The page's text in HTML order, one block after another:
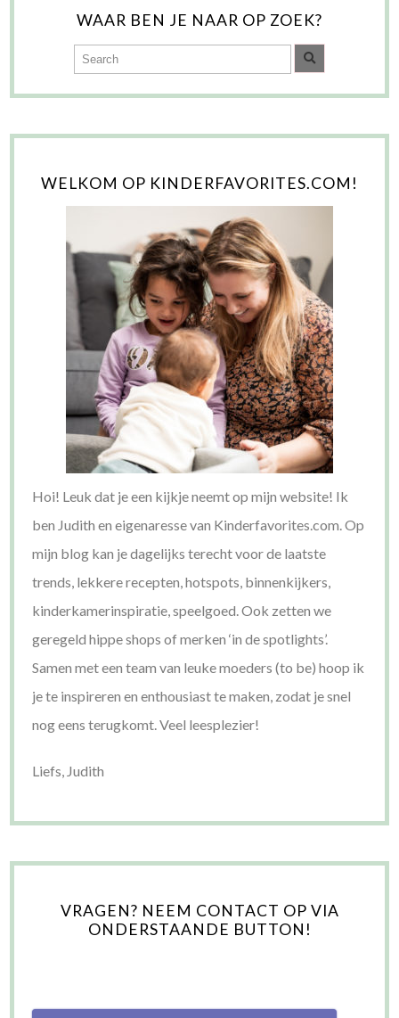
WAAR BEN JE NAAR OP ZOEK?
WELKOM OP KINDERFAVORITES.COM!
Hoi! Leuk dat je een kijkje neemt op mijn website! Ik
ben Judith en eigenaresse van Kinderfavorites.com. Op
mijn blog kan je dagelijks terecht voor de laatste
trends, lekkere recepten, hotspots, binnenkijkers,
kinderkamerinspiratie, speelgoed. Ook zetten we
geregeld hippe shops of merken ‘in de spotlights’.
Samen met een team van leuke moeders (to be) hoop ik
je te inspireren en enthousiast te maken, zodat je snel
nog eens terugkomt. Veel leesplezier!
Liefs, Judith
VRAGEN? NEEM CONTACT OP VIA
ONDERSTAANDE BUTTON!